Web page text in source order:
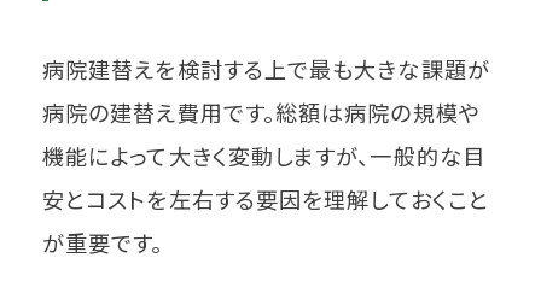
病院建替えを検討する上で最も大きな課題が
病院の建替え費用です。総額は病院の規模や
機能によって大きく変動しますが、一般的な目
安とコストを左右する要因を理解しておくこと
が重要です。